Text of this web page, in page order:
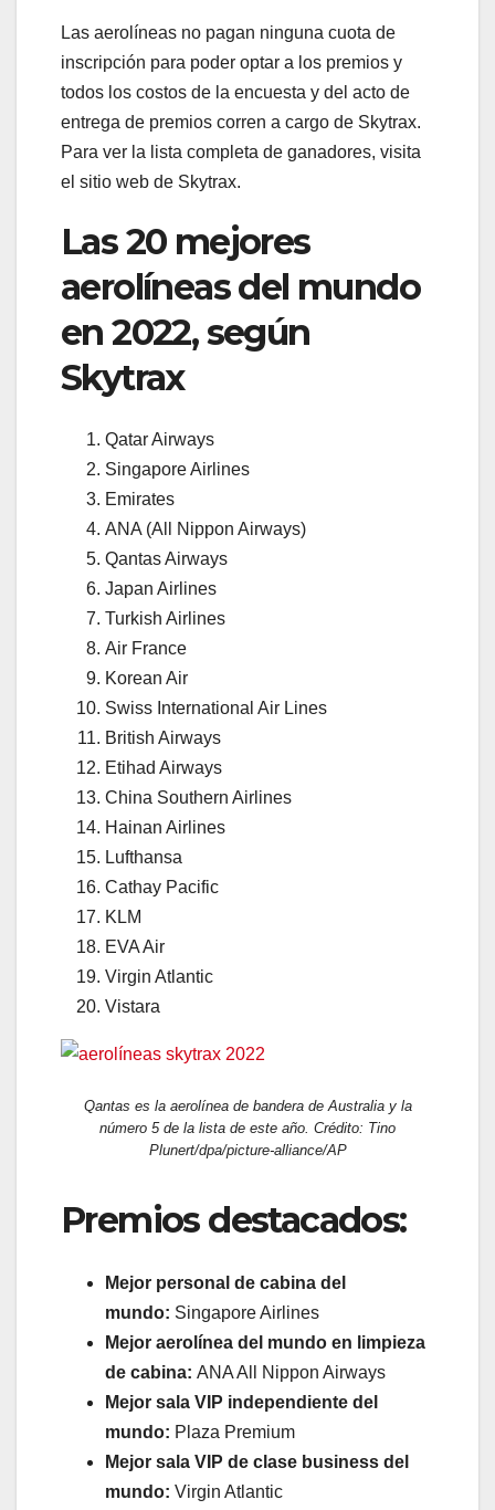
Las aerolíneas no pagan ninguna cuota de
inscripción para poder optar a los premios y
todos los costos de la encuesta y del acto de
entrega de premios corren a cargo de Skytrax.
Para ver la lista completa de ganadores, visita
el sitio web de Skytrax.
Las 20 mejores
aerolíneas del mundo
en 2022, según
Skytrax
Qatar Airways
Singapore Airlines
Emirates
ANA (All Nippon Airways)
Qantas Airways
Japan Airlines
Turkish Airlines
Air France
Korean Air
Swiss International Air Lines
British Airways
Etihad Airways
China Southern Airlines
Hainan Airlines
Lufthansa
Cathay Pacific
KLM
EVA Air
Virgin Atlantic
Vistara
Qantas es la aerolínea de bandera de Australia y la
número 5 de la lista de este año. Crédito: Tino
Plunert/dpa/picture-alliance/AP
Premios destacados:
Mejor personal de cabina del
mundo: Singapore Airlines
Mejor aerolínea del mundo en limpieza
de cabina: ANA All Nippon Airways
Mejor sala VIP independiente del
mundo: Plaza Premium
Mejor sala VIP de clase business del
mundo: Virgin Atlantic